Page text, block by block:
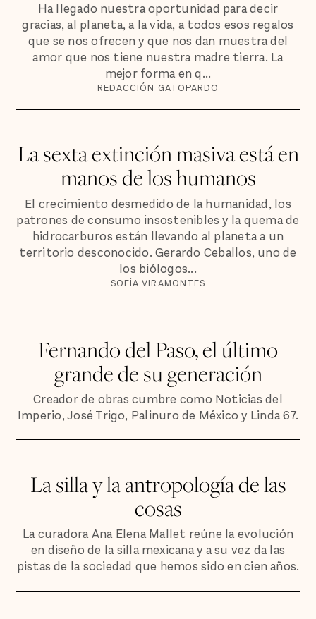
Ha llegado nuestra oportunidad para decir
gracias, al planeta, a la vida, a todos esos regalos
que se nos ofrecen y que nos dan muestra del
amor que nos tiene nuestra madre tierra. La
mejor forma en q...
REDACCIÓN GATOPARDO
La sexta extinción masiva está en
manos de los humanos
El crecimiento desmedido de la humanidad, los
patrones de consumo insostenibles y la quema de
hidrocarburos están llevando al planeta a un
territorio desconocido. Gerardo Ceballos, uno de
los biólogos...
SOFÍA VIRAMONTES
Fernando del Paso, el último
grande de su generación
Creador de obras cumbre como Noticias del
Imperio, José Trigo, Palinuro de México y Linda 67.
La silla y la antropología de las
cosas
La curadora Ana Elena Mallet reúne la evolución
en diseño de la silla mexicana y a su vez da las
pistas de la sociedad que hemos sido en cien años.